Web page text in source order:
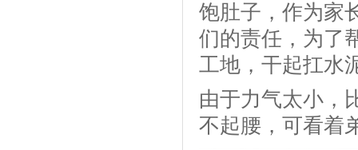
饱肚子，作为家
们的责任，为了
工地，干起扛水
由于力气太小，
不起腰，可看着